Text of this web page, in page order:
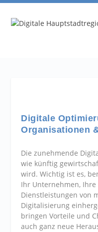
Digitale
Organisationen
Die zunehmende
wie künftig
wird. Wichtig ist es,
Ihr Unternehmen,
Dienstleistungen von
Digitalisierung
bringen Vorteile und
auch ganz neue